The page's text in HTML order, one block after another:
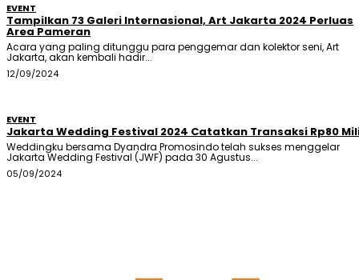
EVENT
Tampilkan 73 Galeri Internasional, Art Jakarta 2024 Perluas
Area Pameran
Acara yang paling ditunggu para penggemar dan kolektor seni, Art
Jakarta, akan kembali hadir...
12/09/2024
EVENT
Jakarta Wedding Festival 2024 Catatkan Transaksi Rp80
Weddingku bersama Dyandra Promosindo telah sukses menggelar
Jakarta Wedding Festival (JWF) pada 30 Agustus...
05/09/2024